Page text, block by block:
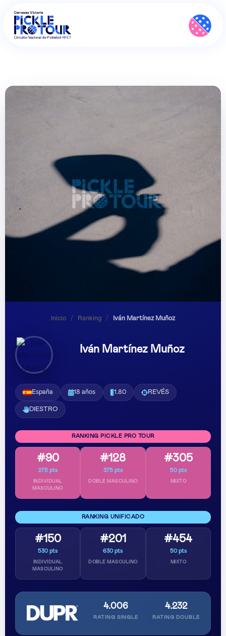
Inicio / Ranking / Iván Martínez Muñoz
Iván Martínez Muñoz
España 18 años 1.80 REVÉS
DIESTRO
RANKING PICKLE PRO TOUR
#90
275 pts
INDIVIDUAL
MASCULINO
#128
375 pts
DOBLE MASCULINO
#305
50 pts
MIXTO
RANKING UNIFICADO
#150
530 pts
INDIVIDUAL
MASCULINO
#201
630 pts
DOBLE MASCULINO
#454
50 pts
MIXTO
4.006
RATING SINGLE
4.232
RATING DOUBLE